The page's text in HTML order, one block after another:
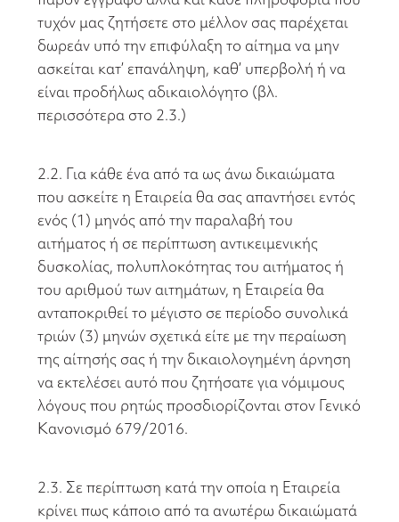
τυχόν μας ζητήσετε στο μέλλον σας παρέχεται
δωρεάν υπό την επιφύλαξη το αίτημα να μην
ασκείται κατ’ επανάληψη, καθ’ υπερβολή ή να
είναι προδήλως αδικαιολόγητο (βλ.
περισσότερα στο 2.3.)
2.2. Για κάθε ένα από τα ως άνω δικαιώματα
που ασκείτε η Εταιρεία θα σας απαντήσει εντός
ενός (1) μηνός από την παραλαβή του
αιτήματος ή σε περίπτωση αντικειμενικής
δυσκολίας, πολυπλοκότητας του αιτήματος ή
του αριθμού των αιτημάτων, η Εταιρεία θα
ανταποκριθεί το μέγιστο σε περίοδο συνολικά
τριών (3) μηνών σχετικά είτε με την περαίωση
της αίτησής σας ή την δικαιολογημένη άρνηση
να εκτελέσει αυτό που ζητήσατε για νόμιμους
λόγους που ρητώς προσδιορίζονται στον Γενικό
Κανονισμό 679/2016.
2.3. Σε περίπτωση κατά την οποία η Εταιρεία
κρίνει πως κάποιο από τα ανωτέρω δικαιώματά